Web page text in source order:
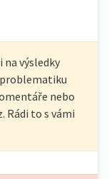
výsledky
nebo
Rádi to s vámi